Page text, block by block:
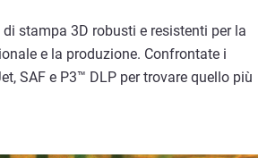
stampa 3D robusti e resistenti per la
e la produzione. Confrontate i
SAF e P3™ DLP per trovare quello più